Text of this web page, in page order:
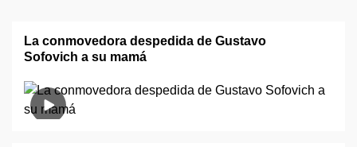
La conmovedora despedida de Gustavo
Sofovich a su mamá